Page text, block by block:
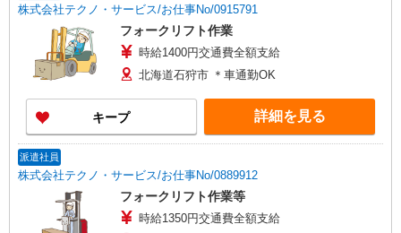
株式会社テクノ・サービス/お仕事No/0915791
フォークリフト作業
時給1400円交通費全額支給
北海道石狩市 ＊車通勤OK
キープ 詳細を見る
派遣社員
株式会社テクノ・サービス/お仕事No/0889912
フォークリフト作業等
時給1350円交通費全額支給